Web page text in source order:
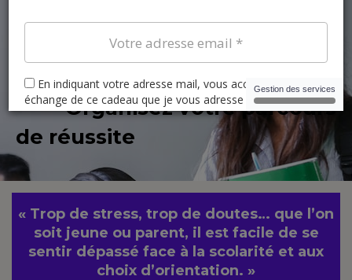
Faites le plein de
confiance,
Libérez vos talents,
Organisez votre parcours
de réussite
« Trop de stress, trop de doutes… que l’on
soit jeune ou parent, il est facile de se
sentir dépassé face à la scolarité et aux
choix d’orientation. »